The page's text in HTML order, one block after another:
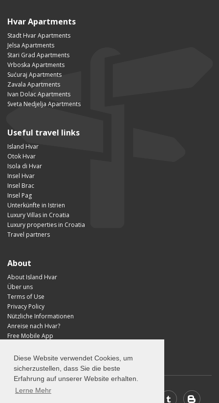
Diese Website verwendet Cookies, um
sicherzustellen, dass Sie die beste
Erfahrung auf unserer Website erhalten.
Lerne Mehr
Hvar Apartments
Stadt Hvar Apartments
Jelsa Apartments
Stari Grad Apartments
Vrboska Apartments
Sućuraj Apartments
Zavala Apartments
Ivan Dolac Apartments
Sveta Nedjelja Apartments
Useful travel links
Island Hvar
Otok Hvar
Isola di Hvar
Insel Hvar
Insel Brac
Insel Pag
Unterkünfte in Istrien
Luxury Villas in Croatia
Luxury properties in Croatia
Travel partners
About
About Island Hvar
Über uns
Terms of Use
Privacy Policy
Nützliche Informationen
Anreise nach Hvar?
Free Mobile App